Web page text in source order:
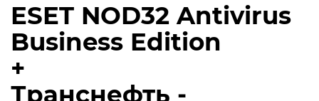
ESET NOD32 Antivirus
Business Edition
+
Транснефть -